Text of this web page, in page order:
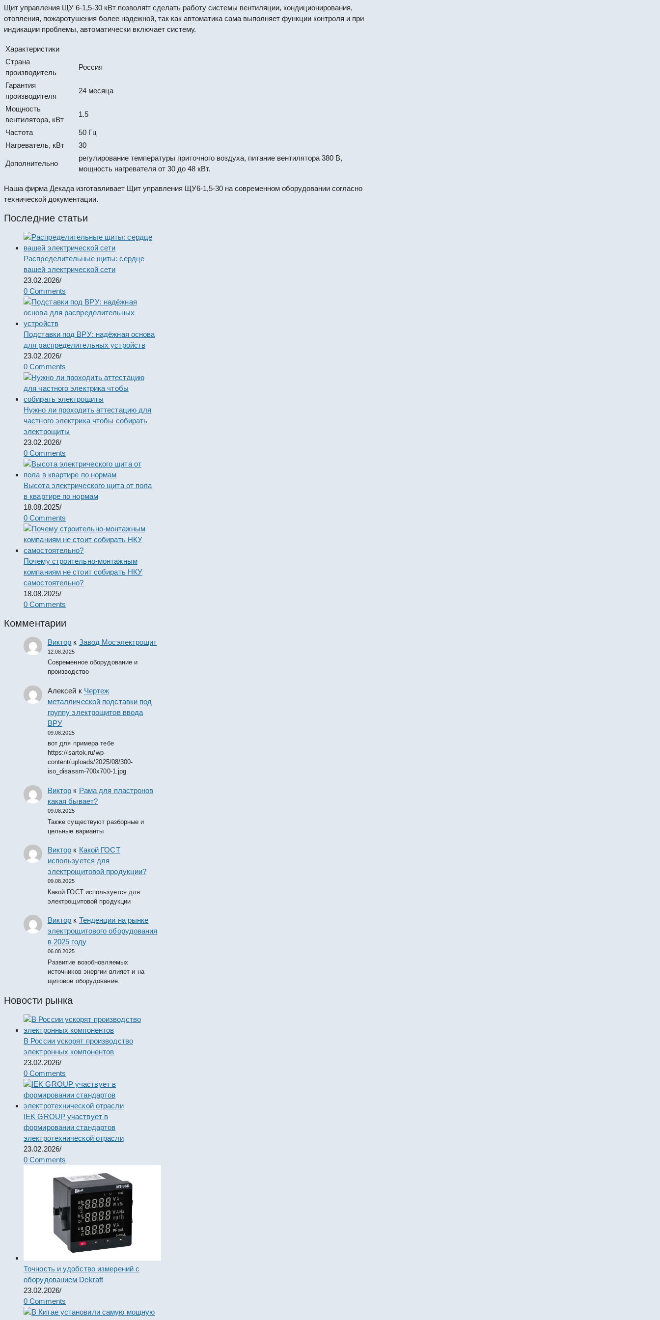
Щит управления ЩУ 6-1,5-30 кВт позволяtт сделать работу системы вентиляции, кондиционирования,
отопления, пожаротушения более надежной, так как автоматика сама выполняет функции контроля и при
индикации проблемы, автоматически включает систему.
Характеристики
Страна
производитель
Россия
Гарантия
производителя
24 месяца
Мощность
вентилятора, кВт
1.5
Частота
50 Гц
Нагреватель, кВт
30
Дополнительно
регулирование температуры приточного воздуха, питание вентилятора 380 В,
мощность нагревателя от 30 до 48 кВт.
Наша фирма Декада изготавливает Щит управления ЩУ6-1,5-30 на современном оборудовании согласно
технической документации.
Последние статьи
Распределительные щиты: сердце
вашей электрической сети
23.02.2026/
0 Comments
Подставки под ВРУ: надёжная основа
для распределительных устройств
23.02.2026/
0 Comments
Нужно ли проходить аттестацию для
частного электрика чтобы собирать
электрощиты
23.02.2026/
0 Comments
Высота электрического щита от пола
в квартире по нормам
18.08.2025/
0 Comments
Почему строительно-монтажным
компаниям не стоит собирать НКУ
самостоятельно?
18.08.2025/
0 Comments
Комментарии
Виктор к Завод Мосэлектрощит
12.08.2025
Современное оборудование и
производство
Алексей к Чертеж
металлической подставки под
группу электрощитов ввода
ВРУ
09.08.2025
вот для примера тебе
https://sartok.ru/wp-
content/uploads/2025/08/300-
iso_disassm-700x700-1.jpg
Виктор к Рама для пластронов
какая бывает?
09.08.2025
Также существуют разборные и
цельные варианты
Виктор к Какой ГОСТ
используется для
электрощитовой продукции?
09.08.2025
Какой ГОСТ используется для
электрощитовой продукции
Виктор к Тенденции на рынке
электрощитового оборудования
в 2025 году
06.08.2025
Развитие возобновляемых
источников энергии влияет и на
щитовое оборудование.
Новости рынка
В России ускорят производство
электронных компонентов
23.02.2026/
0 Comments
IEK GROUP участвует в
формировании стандартов
электротехнической отрасли
23.02.2026/
0 Comments
Точность и удобство измерений с
оборудованием Dekraft
23.02.2026/
0 Comments